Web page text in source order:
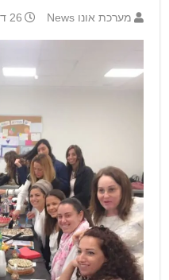
מערכת אונו News 26 דצמבר 2016 4:15